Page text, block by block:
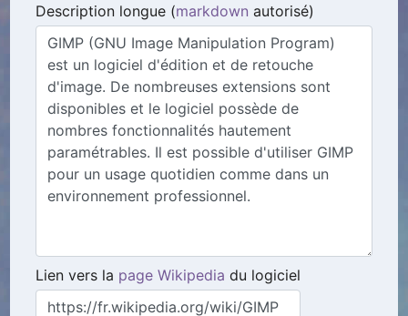
Description longue (markdown autorisé)
Lien vers la page Wikipedia du logiciel